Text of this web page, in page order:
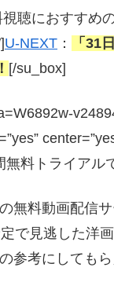
聴におすすめ
U-NEXT ：
「31
[/su_box]
料トライアル
料動画配信
で見逃した洋
参考にしてもら